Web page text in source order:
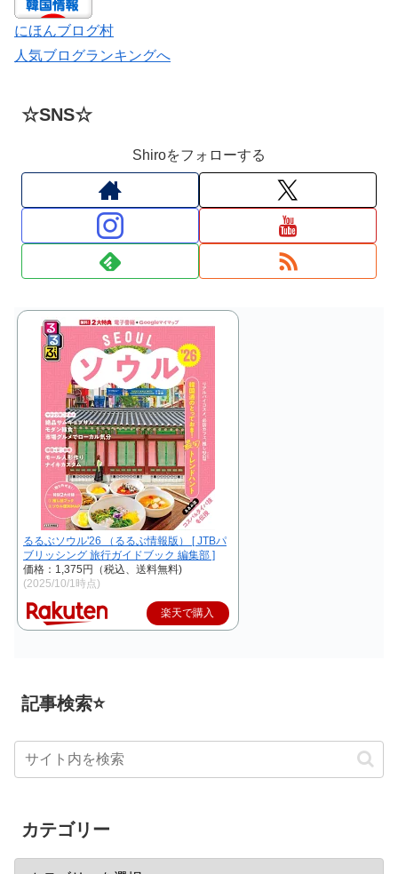
にほんブログ村
人気ブログランキングへ
☆SNS☆
Shiroをフォローする
るるぶソウル'26 （るるぶ情報版） [ JTBパ
ブリッシング 旅行ガイドブック 編集部 ]
価格：1,375円（税込、送料無料)
(2025/10/1時点)
楽天で購入
記事検索⭐
カテゴリー